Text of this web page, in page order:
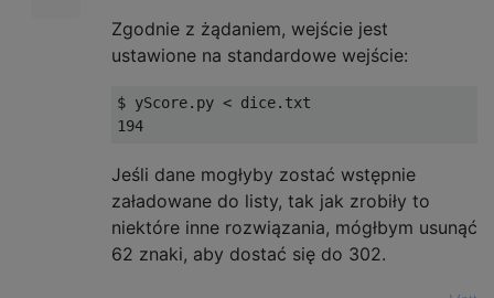
Zgodnie z żądaniem, wejście jest
ustawione na standardowe wejście:
$ yScore.py < dice.txt
Jeśli dane mogłyby zostać wstępnie
załadowane do listy, tak jak zrobiły to
niektóre inne rozwiązania, mógłbym usunąć
62 znaki, aby dostać się do 302.